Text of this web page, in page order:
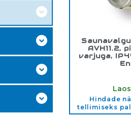
AVH11.2,
varjuga,
Hindade
tellimiseks